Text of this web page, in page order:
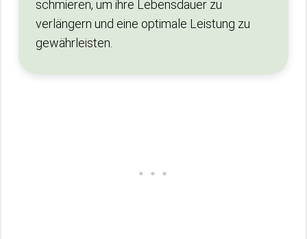
schmieren, um ihre Lebensdauer zu
verlängern und eine optimale Leistung zu
gewährleisten.